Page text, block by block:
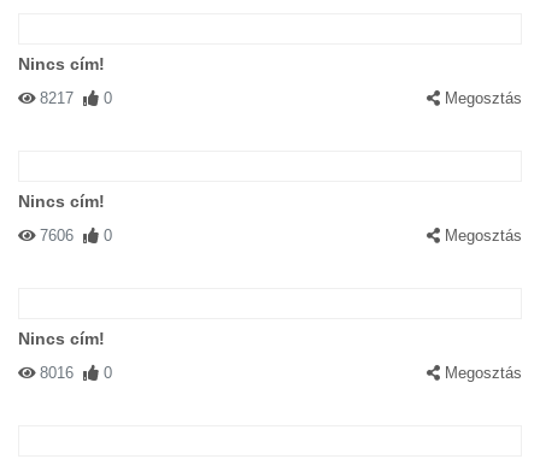
Nincs cím!
8217 0 Megosztás
Nincs cím!
7606 0 Megosztás
Nincs cím!
8016 0 Megosztás